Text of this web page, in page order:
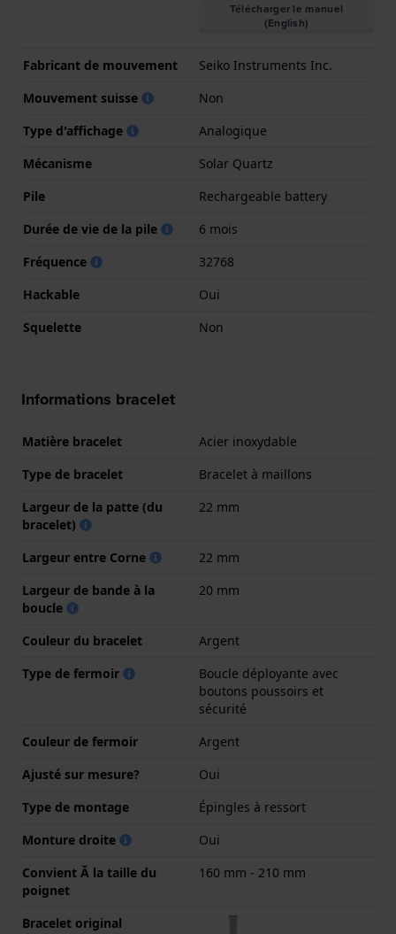
Télécharger le manuel
(English)
Fabricant de mouvement
Seiko Instruments Inc.
Mouvement suisse
Non
Type d'affichage
Analogique
Mécanisme
Solar Quartz
Pile
Rechargeable battery
Durée de vie de la pile
6 mois
Fréquence
32768
Hackable
Oui
Squelette
Non
Informations bracelet
Matière bracelet
Acier inoxydable
Type de bracelet
Bracelet à maillons
Largeur de la patte (du
bracelet)
22 mm
Largeur entre Corne
22 mm
Largeur de bande à la
boucle
20 mm
Couleur du bracelet
Argent
Type de fermoir
Boucle déployante avec
boutons poussoirs et
sécurité
Couleur de fermoir
Argent
Ajusté sur mesure?
Oui
Type de montage
Épingles à ressort
Monture droite
Oui
Convient Ă la taille du
poignet
160 mm - 210 mm
Bracelet original